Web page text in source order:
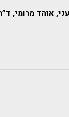
אוהד מרומי,